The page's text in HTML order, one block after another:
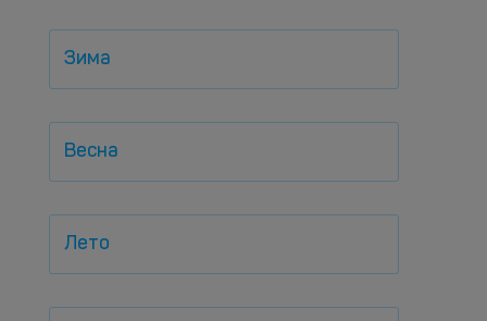
Зима
Весна
Лето